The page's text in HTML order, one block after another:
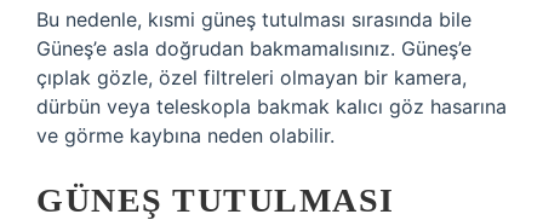
Bu nedenle, kısmi güneş tutulması sırasında bile
Güneş’e asla doğrudan bakmamalısınız. Güneş’e
çıplak gözle, özel filtreleri olmayan bir kamera,
dürbün veya teleskopla bakmak kalıcı göz hasarına
ve görme kaybına neden olabilir.
GÜNEŞ TUTULMASI